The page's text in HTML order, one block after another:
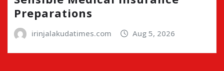
Preparations
irinjalakudatimes.com Aug 5, 2026